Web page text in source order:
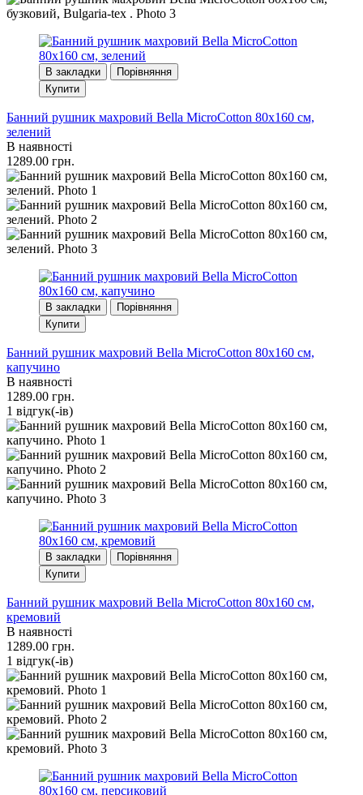
В закладки
Порівняння
Купити
Банний рушник махровий Bella MicroCotton 80х160 см,
зелений
В наявності
1289.00 грн.
В закладки
Порівняння
Купити
Банний рушник махровий Bella MicroCotton 80х160 см,
капучино
В наявності
1289.00 грн.
1 вiдгук(-iв)
В закладки
Порівняння
Купити
Банний рушник махровий Bella MicroCotton 80х160 см,
кремовий
В наявності
1289.00 грн.
1 вiдгук(-iв)